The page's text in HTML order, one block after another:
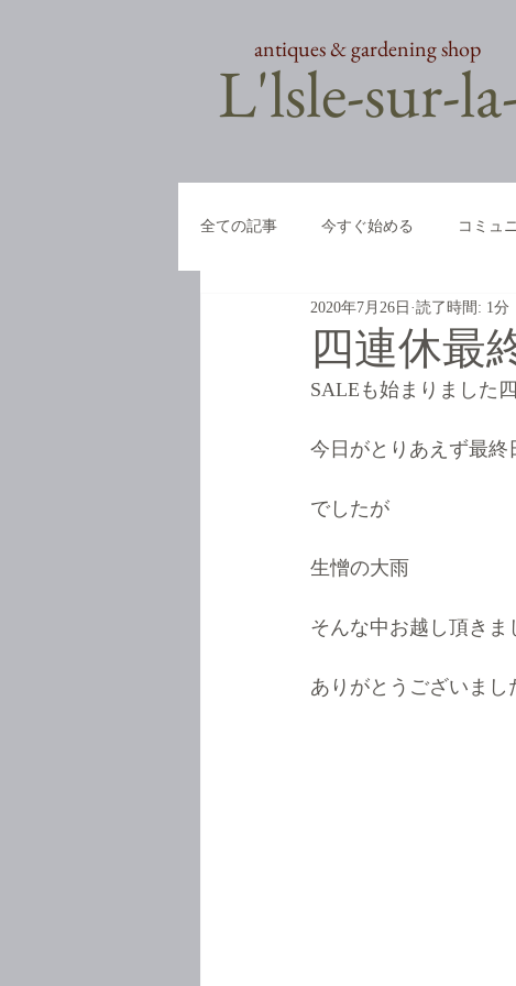
​L'lsle-sur-
antiques & gardening shop
全ての記事 今すぐ始める コミュ
四連休最
2020年7月26日 読了時間: 1分
SALEも始まりました
今日がとりあえず最終
でしたが
生憎の大雨
そんな中お越し頂きま
ありがとうございまし